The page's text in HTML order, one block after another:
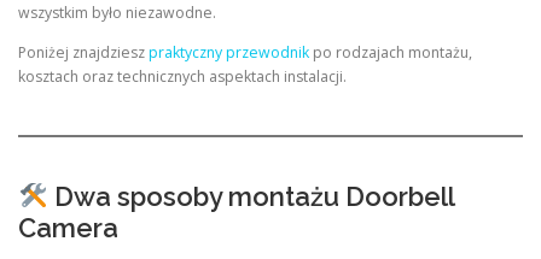
wszystkim było niezawodne.
Poniżej znajdzieszpraktyczny przewodnik po rodzajach montażu,
kosztach oraz technicznych aspektach instalacji.
Dwa sposoby montażu Doorbell
Camera